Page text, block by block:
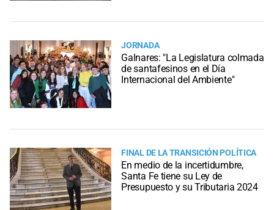
JORNADA
Galnares: "La Legislatura colmada
de santafesinos en el Día
Internacional del Ambiente"
FINAL DE LA TRANSICIÓN POLÍTICA
En medio de la incertidumbre,
Santa Fe tiene su Ley de
Presupuesto y su Tributaria 2024